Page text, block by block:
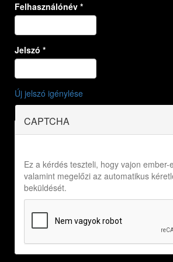
Felhasználónév *
Jelszó *
Új jelszó igénylése
CAPTCHA
Ez a kérdés teszteli, hogy vajon ember-
valamint megelőzi az automatikus
beküldését.